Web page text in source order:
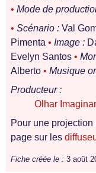
• Mode de
• Scénario : Val
Pimenta • Image :
Evelyn Santos •
Alberto • Musique
Producteur :
Olhar
Pour une
page sur les
Fiche créée le : 3 août